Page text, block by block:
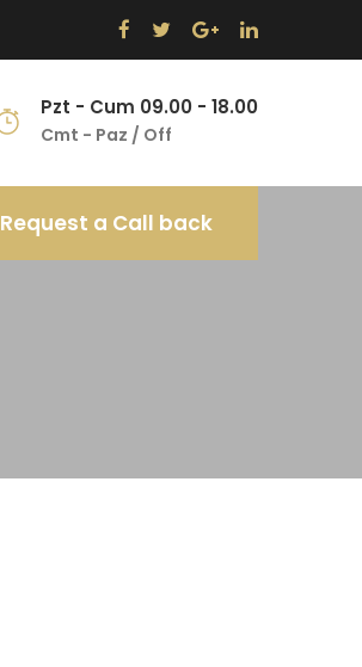
Pzt - Cum 09.00 - 18.00
Cmt - Paz / Off
Request a Call back